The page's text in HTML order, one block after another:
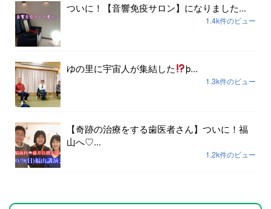
ついに！【音響免疫サロン】になりました...
1.4k件のビュー
ゆの里に宇宙人が集結した þ...
1.3k件のビュー
【奇跡の治療をする歯医者さん】ついに！福
山へ♡...
1.2k件のビュー